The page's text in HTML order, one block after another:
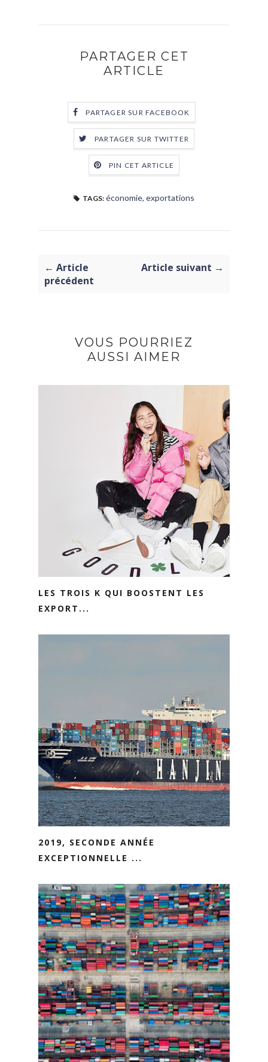
PARTAGER CET
ARTICLE
PARTAGER SUR FACEBOOK
PARTAGER SUR TWITTER
PIN CET ARTICLE
TAGS: économie, exportations
← Article
précédent
Article suivant →
VOUS POURRIEZ
AUSSI AIMER
LES TROIS K QUI BOOSTENT LES
EXPORT...
2019, SECONDE ANNÉE
EXCEPTIONNELLE ...